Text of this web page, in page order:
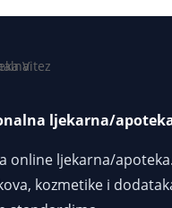
ljekarna/
online ljekarna/
kozmetike i